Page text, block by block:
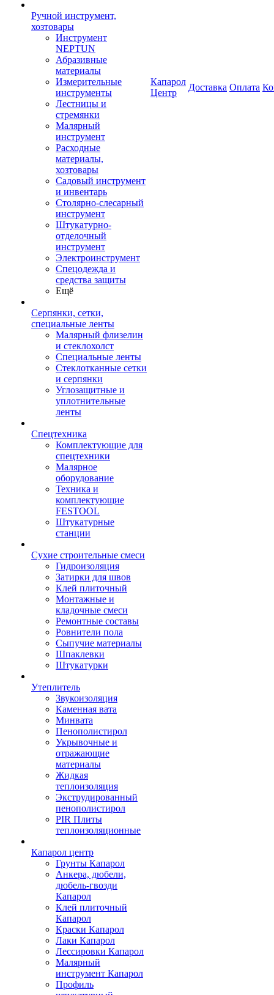
Ручной инструмент,
хозтовары
Инструмент
NEPTUN
Абразивные
материалы
Измерительные
инструменты
Лестницы и
стремянки
Малярный
инструмент
Расходные
материалы,
хозтовары
Садовый инструмент
и инвентарь
Столярно-слесарный
инструмент
Штукатурно-
отделочный
инструмент
Электроинструмент
Спецодежда и
средства защиты
Ещё
Серпянки, сетки,
специальные ленты
Малярный флизелин
и стеклохолст
Специальные ленты
Стеклотканные сетки
и серпянки
Углозащитные и
уплотнительные
ленты
Спецтехника
Комплектующие для
спецтехники
Малярное
оборудование
Техника и
комплектующие
FESTOOL
Штукатурные
станции
Сухие строительные смеси
Гидроизоляция
Затирки для швов
Клей плиточный
Монтажные и
кладочные смеси
Ремонтные составы
Ровнители пола
Сыпучие материалы
Шпаклевки
Штукатурки
Утеплитель
Звукоизоляция
Каменная вата
Минвата
Пенополистирол
Укрывочные и
отражающие
материалы
Жидкая
теплоизоляция
Экструдированный
пенополистирол
PIR Плиты
теплоизоляционные
Капарол центр
Грунты Капарол
Анкера, дюбели,
дюбель-гвозди
Капарол
Клей плиточный
Капарол
Краски Капарол
Лаки Капарол
Лессировки Капарол
Малярный
инструмент Капарол
Профиль
Капарол
Центр
Доставка Оплата